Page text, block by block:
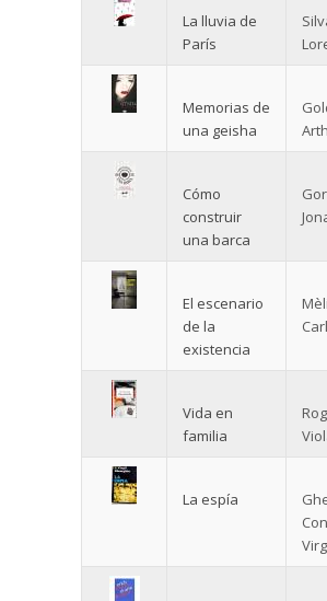
La lluvia de
París
Memorias de
una geisha
Cómo
construir
una barca
El escenario
de la
existencia
Vida en
familia
La espía